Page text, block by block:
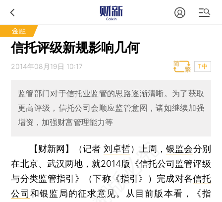
金融
信托评级新规影响几何
2014年08月19日 10:17 T中
监管部门对于信托业监管的思路逐渐清晰。为了获取
更高评级，信托公司会顺应监管意图，诸如继续加强
增资，加强财富管理能力等
【财新网】（记者 刘卓哲） 上周，银监会分别
在北京、武汉两地，就2014版《信托公司监管评级
与分类监管指引》（下称《指引》）完成对各信托
公司 和银监局的征求意见。从目前版本看，《指